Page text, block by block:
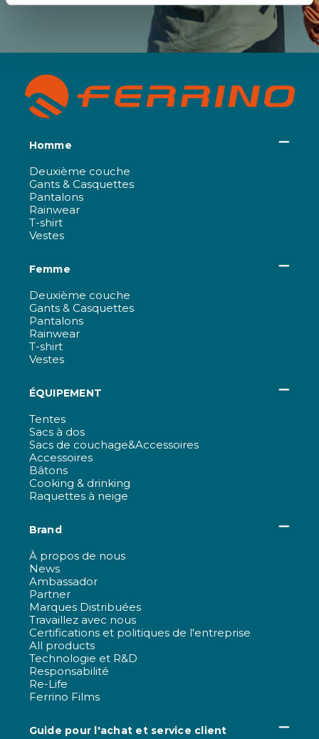
Homme
Deuxième couche
Gants & Casquettes
Pantalons
Rainwear
T-shirt
Vestes
Femme
Deuxième couche
Gants & Casquettes
Pantalons
Rainwear
T-shirt
Vestes
ÉQUIPEMENT
Tentes
Sacs à dos
Sacs de couchage&Accessoires
Accessoires
Bâtons
Cooking & drinking
Raquettes à neige
Brand
À propos de nous
News
Ambassador
Partner
Marques Distribuées
Travaillez avec nous
Certifications et politiques de l'entreprise
All products
Technologie et R&D
Responsabilité
Re-Life
Ferrino Films
Guide pour l'achat et service client